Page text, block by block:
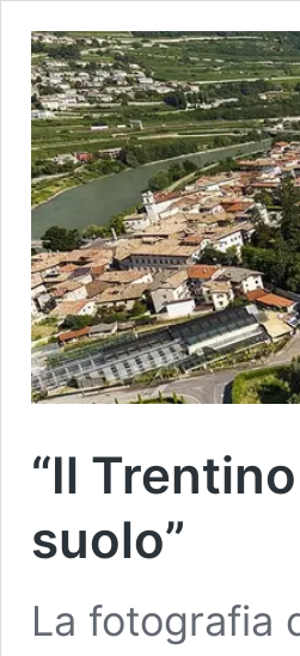
“Il
suolo”
La fotografia